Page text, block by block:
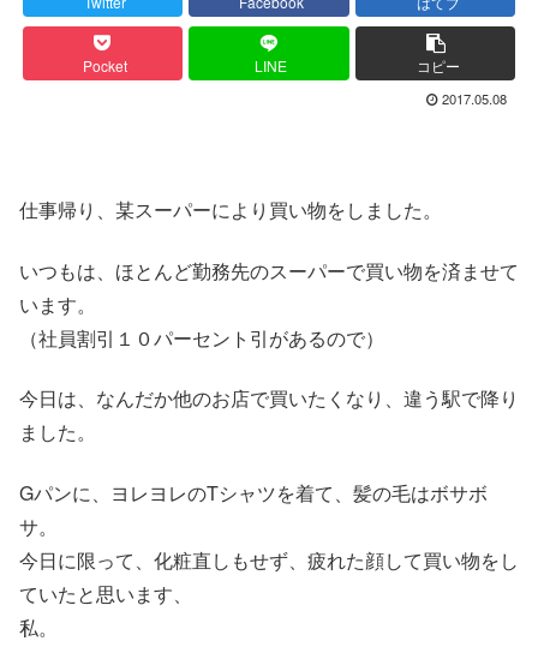
Pocket LINE コピー
2017.05.08
仕事帰り、某スーパーにより買い物をしました。
いつもは、ほとんど勤務先のスーパーで買い物を済ませて
います。
（社員割引１０パーセント引があるので）
今日は、なんだか他のお店で買いたくなり、違う駅で降り
ました。
Gパンに、ヨレヨレのTシャツを着て、髪の毛はボサボ
サ。
今日に限って、化粧直しもせず、疲れた顔して買い物をし
ていたと思います、
私。